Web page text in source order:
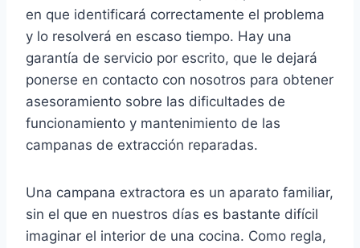
en que identificará correctamente el problema
y lo resolverá en escaso tiempo. Hay una
garantía de servicio por escrito, que le dejará
ponerse en contacto con nosotros para obtener
asesoramiento sobre las dificultades de
funcionamiento y mantenimiento de las
campanas de extracción reparadas.
Una campana extractora es un aparato familiar,
sin el que en nuestros días es bastante difícil
imaginar el interior de una cocina. Como regla,